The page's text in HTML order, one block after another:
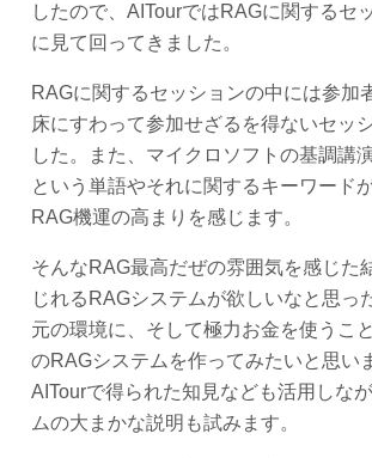
したので、AITourではRAGに関するセ
に見て回ってきました。
RAGに関するセッションの中には参加
床にすわって参加せざるを得ないセッ
した。また、マイクロソフトの基調講
という単語やそれに関するキーワード
RAG機運の高まりを感じます。
そんなRAG最高だぜの雰囲気を感じた
じれるRAGシステムが欲しいなと思っ
元の環境に、そして極力お金を使うこ
のRAGシステムを作ってみたいと思い
AITourで得られた知見なども活用しな
ムの大まかな説明も試みます。